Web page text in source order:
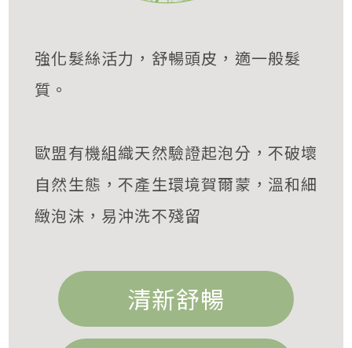
強化髮絲活力，舒暢頭皮，適一般髮
質。
歐盟有機組織天然驗證起泡分，不破壞
自然生態，不產生環境賀爾蒙，溫和細
緻泡沫，易沖洗不殘留
清新舒暢